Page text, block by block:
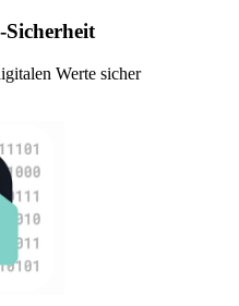
Werte sicher